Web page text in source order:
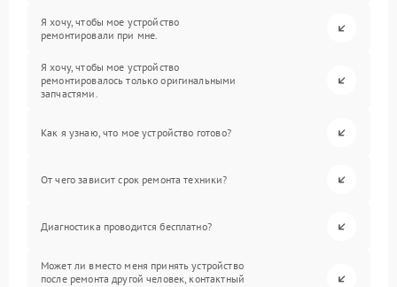
Я хочу, чтобы мое устройство
ремонтировали при мне.
Я хочу, чтобы мое устройство
ремонтировалось только оригинальными
запчастями.
Как я узнаю, что мое устройство готово?
От чего зависит срок ремонта техники?
Диагностика проводится бесплатно?
Может ли вместо меня принять устройство
после ремонта другой человек, контактный